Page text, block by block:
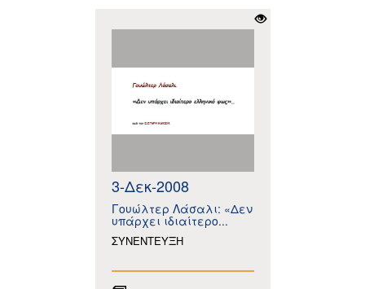
3-Δεκ-2008
Γουώλτερ Λάσαλι: «Δεν
υπάρχει ιδιαίτερο...
ΣΥΝΕΝΤΕΥΞΗ